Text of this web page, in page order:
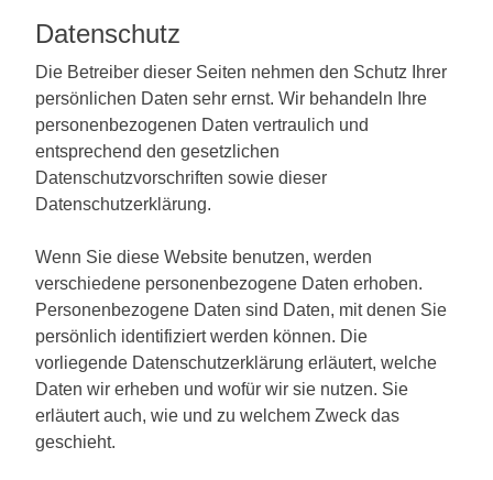
Datenschutz
Die Betreiber dieser Seiten nehmen den Schutz Ihrer
persönlichen Daten sehr ernst. Wir behandeln Ihre
personenbezogenen Daten vertraulich und
entsprechend den gesetzlichen
Datenschutzvorschriften sowie dieser
Datenschutzerklärung.
Wenn Sie diese Website benutzen, werden
verschiedene personenbezogene Daten erhoben.
Personenbezogene Daten sind Daten, mit denen Sie
persönlich identifiziert werden können. Die
vorliegende Datenschutzerklärung erläutert, welche
Daten wir erheben und wofür wir sie nutzen. Sie
erläutert auch, wie und zu welchem Zweck das
geschieht.